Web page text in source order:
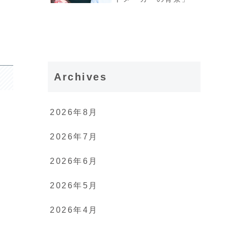
Archives
2026年8月
2026年7月
2026年6月
2026年5月
2026年4月